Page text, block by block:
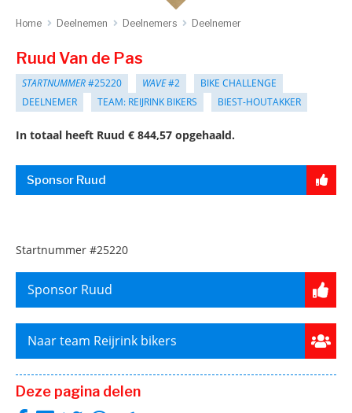
Home Deelnemen Deelnemers Deelnemer
Ruud Van de Pas
STARTNUMMER#25220 WAVE#2
BIKE CHALLENGE
DEELNEMER
TEAM: REIJRINK BIKERS BIEST-HOUTAKKER
In totaal heeft Ruud € 844,57 opgehaald.
Sponsor Ruud
Startnummer #25220
Sponsor Ruud
Naar team Reijrink bikers
Deze pagina delen